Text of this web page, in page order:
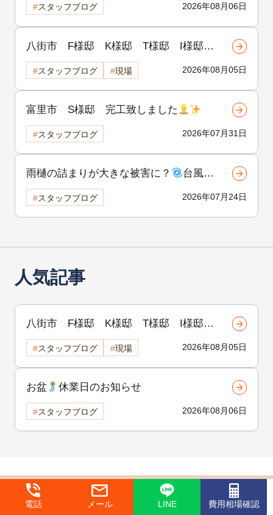
2026年08月06日
スタッフブログ
八街市 F様邸 K様邸 T様邸 I様邸
H様邸 着工致しました
2026年08月05日
スタッフブログ 現場
富里市 S様邸 完工致しました
2026年07月31日
スタッフブログ
雨樋の詰まりが大きな被害に？
台風前
にできる雨樋の点検と対策！②
2026年07月24日
スタッフブログ
人気記事
八街市 F様邸 K様邸 T様邸 I様邸
H様邸 着工致しました
2026年08月05日
スタッフブログ 現場
お盆 休業日のお知らせ
2026年08月06日
スタッフブログ
イベント スタッフブログ
リフォーム
電話 メール LINE 費用相場確認